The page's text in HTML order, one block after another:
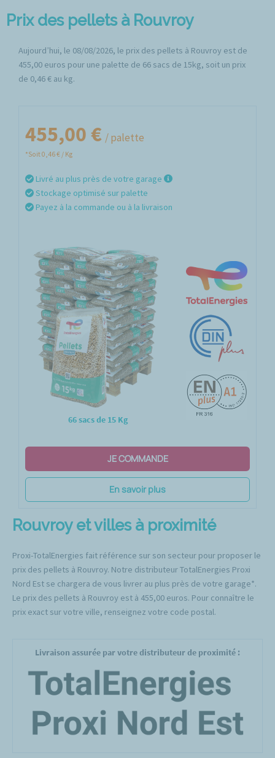
Prix des pellets à Rouvroy
Aujourd’hui, le 08/08/2026, le prix des pellets à Rouvroy est de
455,00 euros pour une palette de 66 sacs de 15kg, soit un prix
de 0,46 € au kg.
66 sacs de 15 Kg
455,00 € / palette
*Soit 0,46 € / Kg
Livré au plus près de votre garage
Stockage optimisé sur palette
Payez à la commande ou à la livraison
JE COMMANDE
En savoir plus
Rouvroy et villes à proximité
Proxi-TotalEnergies fait référence sur son secteur pour proposer le
prix des pellets à Rouvroy. Notre distributeur TotalEnergies Proxi
Nord Est se chargera de vous livrer au plus près de votre garage*.
Le prix des pellets à Rouvroy est à 455,00 euros. Pour connaître le
prix exact sur votre ville, renseignez votre code postal.
Livraison assurée par votre distributeur de proximité :